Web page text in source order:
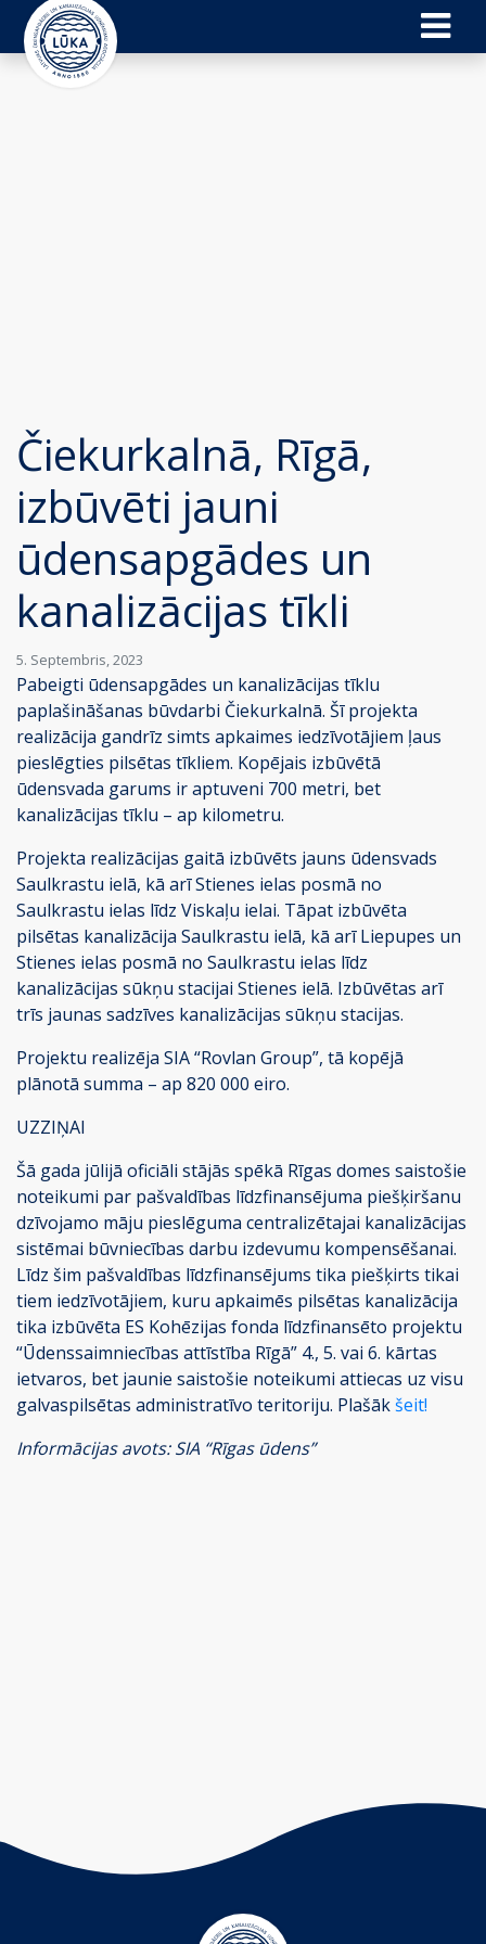
Čiekurkalnā, Rīgā,
izbūvēti jauni
ūdensapgādes un
kanalizācijas tīkli
5. Septembris, 2023
Pabeigti ūdensapgādes un kanalizācijas tīklu
paplašināšanas būvdarbi Čiekurkalnā. Šī projekta
realizācija gandrīz simts apkaimes iedzīvotājiem ļaus
pieslēgties pilsētas tīkliem. Kopējais izbūvētā
ūdensvada garums ir aptuveni 700 metri, bet
kanalizācijas tīklu – ap kilometru.
Projekta realizācijas gaitā izbūvēts jauns ūdensvads
Saulkrastu ielā, kā arī Stienes ielas posmā no
Saulkrastu ielas līdz Viskaļu ielai. Tāpat izbūvēta
pilsētas kanalizācija Saulkrastu ielā, kā arī Liepupes un
Stienes ielas posmā no Saulkrastu ielas līdz
kanalizācijas sūkņu stacijai Stienes ielā. Izbūvētas arī
trīs jaunas sadzīves kanalizācijas sūkņu stacijas.
Projektu realizēja SIA “Rovlan Group”, tā kopējā
plānotā summa – ap 820 000 eiro.
UZZIŅAI
Šā gada jūlijā oficiāli stājās spēkā Rīgas domes saistošie
noteikumi par pašvaldības līdzfinansējuma piešķiršanu
dzīvojamo māju pieslēguma centralizētajai kanalizācijas
sistēmai būvniecības darbu izdevumu kompensēšanai.
Līdz šim pašvaldības līdzfinansējums tika piešķirts tikai
tiem iedzīvotājiem, kuru apkaimēs pilsētas kanalizācija
tika izbūvēta ES Kohēzijas fonda līdzfinansēto projektu
“Ūdenssaimniecības attīstība Rīgā” 4., 5. vai 6. kārtas
ietvaros, bet jaunie saistošie noteikumi attiecas uz visu
galvaspilsētas administratīvo teritoriju. Plašākšeit!
Informācijas avots: SIA “Rīgas ūdens”